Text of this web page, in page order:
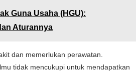
Guna Usaha (HGU):
Aturannya
dan memerlukan perawatan.
tidak mencukupi untuk mendapatkan